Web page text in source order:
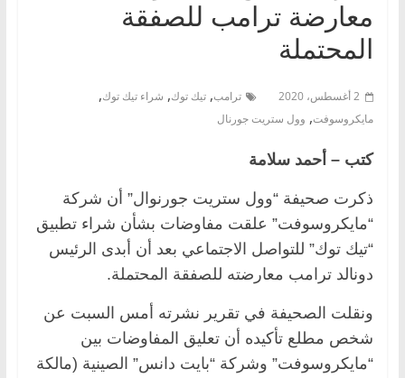
معارضة ترامب للصفقة
المحتملة
2 أغسطس، 2020 ترامب, تيك توك, شراء تيك توك,
مايكروسوفت, وول ستريت جورنال
كتب – أحمد سلامة
ذكرت صحيفة “وول ستريت جورنوال” أن شركة
“مايكروسوفت” علقت مفاوضات بشأن شراء تطبيق
“تيك توك” للتواصل الاجتماعي بعد أن أبدى الرئيس
دونالد ترامب معارضته للصفقة المحتملة.
ونقلت الصحيفة في تقرير نشرته أمس السبت عن
شخص مطلع تأكيده أن تعليق المفاوضات بين
“مايكروسوفت” وشركة “بايت دانس” الصينية (مالكة